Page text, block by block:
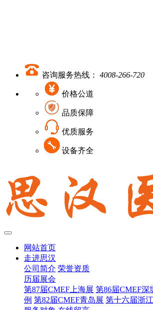
咨询服务热线： 4008-266-720
价格公道
品质保障
优质服务
设备齐全
网站首页
走进思汉
公司简介 荣誉资质
历届展会
第87届CMEF上海展 第86届CMEF深
例 第82届CMEF青岛展 第十六届浙